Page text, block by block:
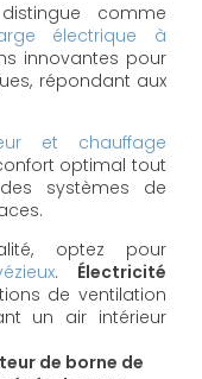
comme
électrique à
innovantes pour
répondant aux
et chauffage
optimal tout
systèmes de
optez pour
. Électricité
de ventilation
un air intérieur
de borne de